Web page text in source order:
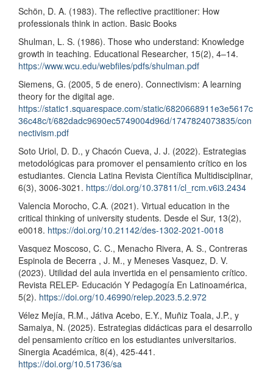
Schön, D. A. (1983). The reflective practitioner: How
professionals think in action. Basic Books
Shulman, L. S. (1986). Those who understand: Knowledge
growth in teaching. Educational Researcher, 15(2), 4–14.
https://www.wcu.edu/webfiles/pdfs/shulman.pdf
Siemens, G. (2005, 5 de enero). Connectivism: A learning
theory for the digital age.
https://static1.squarespace.com/static/6820668911e3e5617c
36c48c/t/682dadc9690ec5749004d96d/1747824073835/con
nectivism.pdf
Soto Uriol, D. D., y Chacón Cueva, J. J. (2022). Estrategias
metodológicas para promover el pensamiento crítico en los
estudiantes. Ciencia Latina Revista Científica Multidisciplinar,
6(3), 3006-3021. https://doi.org/10.37811/cl_rcm.v6i3.2434
Valencia Morocho, C.A. (2021). Virtual education in the
critical thinking of university students. Desde el Sur, 13(2),
e0018. https://doi.org/10.21142/des-1302-2021-0018
Vasquez Moscoso, C. C., Menacho Rivera, A. S., Contreras
Espinola de Becerra , J. M., y Meneses Vasquez, D. V.
(2023). Utilidad del aula invertida en el pensamiento crítico.
Revista RELEP- Educación Y Pedagogía En Latinoamérica,
5(2). https://doi.org/10.46990/relep.2023.5.2.972
Vélez Mejía, R.M., Játiva Acebo, E.Y., Muñiz Toala, J.P., y
Samaiya, N. (2025). Estrategias didácticas para el desarrollo
del pensamiento crítico en los estudiantes universitarios.
Sinergia Académica, 8(4), 425-441.
https://doi.org/10.51736/sa